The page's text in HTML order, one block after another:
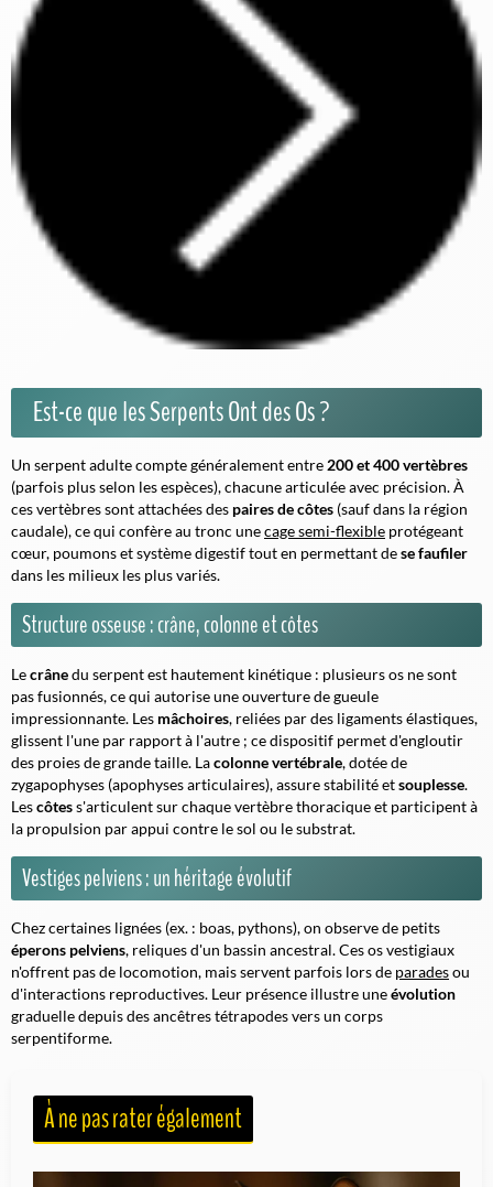
Est-ce que les Serpents Ont des Os ?
Un serpent adulte compte généralement entre 200 et 400 vertèbres
(parfois plus selon les espèces), chacune articulée avec précision. À
ces vertèbres sont attachées des paires de côtes (sauf dans la région
caudale), ce qui confère au tronc unecage semi-flexible protégeant
cœur, poumons et système digestif tout en permettant dese faufiler
dans les milieux les plus variés.
Structure osseuse : crâne, colonne et côtes
Lecrânedu serpent est hautement kinétique : plusieurs os ne sont
pas fusionnés, ce qui autorise une ouverture de gueule
impressionnante. Les mâchoires, reliées par des ligaments élastiques,
glissent l'une par rapport à l'autre ; ce dispositif permet d'engloutir
des proies de grande taille. Lacolonne vertébrale, dotée de
zygapophyses (apophyses articulaires), assure stabilité etsouplesse.
Lescôtess'articulent sur chaque vertèbre thoracique et participent à
la propulsion par appui contre le sol ou le substrat.
Vestiges pelviens : un héritage évolutif
Chez certaines lignées (ex. : boas, pythons), on observe de petits
éperons pelviens, reliques d'un bassin ancestral. Ces os vestigiaux
n'offrent pas de locomotion, mais servent parfois lors de paradesou
d'interactions reproductives. Leur présence illustre uneévolution
graduelle depuis des ancêtres tétrapodes vers un corps
serpentiforme.
À ne pas rater également